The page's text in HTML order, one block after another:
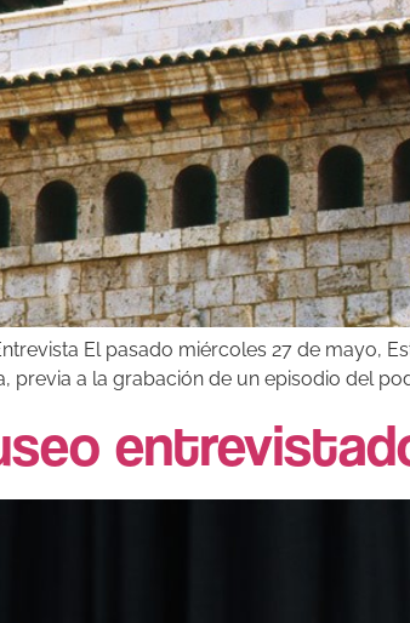
El pasado miércoles 27 de mayo,
a la grabación de un episodio del